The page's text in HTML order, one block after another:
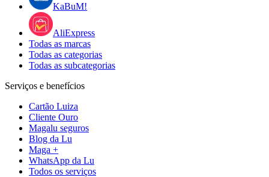
KaBuM!
AliExpress
Todas as marcas
Todas as categorias
Todas as subcategorias
Serviços e benefícios
Cartão Luiza
Cliente Ouro
Magalu seguros
Blog da Lu
Maga +
WhatsApp da Lu
Todos os serviços